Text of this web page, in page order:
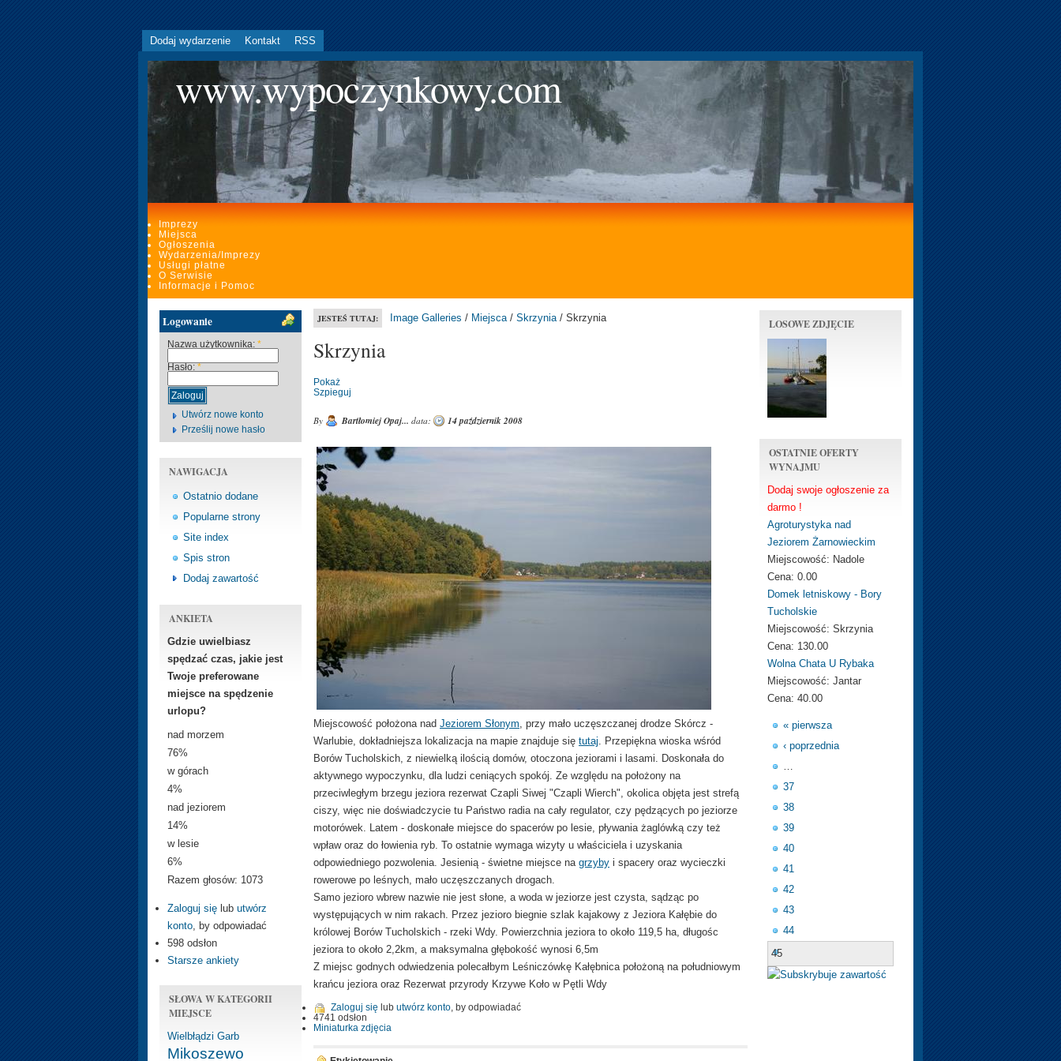
Dodaj wydarzenie Kontakt RSS
www.wypoczynkowy.com
Imprezy
Miejsca
Ogłoszenia
Wydarzenia/Imprezy
Usługi płatne
O Serwisie
Informacje i Pomoc
Logowanie
Nazwa użytkownika: *
Hasło: *
Utwórz nowe konto
Prześlij nowe hasło
NAWIGACJA
Ostatnio dodane
Popularne strony
Site index
Spis stron
Dodaj zawartość
ANKIETA
Gdzie uwielbiasz
spędzać czas, jakie jest
Twoje preferowane
miejsce na spędzenie
urlopu?
nad morzem
76%
w górach
4%
nad jeziorem
14%
w lesie
6%
Razem głosów: 1073
Zaloguj się lub utwórz
konto , by odpowiadać
598 odsłon
Starsze ankiety
SŁOWA W KATEGORII
MIEJSCE
Wielbłądzi Garb
Mikoszewo
JESTEŚ TUTAJ: Image Galleries / Miejsca/ Skrzynia/ Skrzynia
Skrzynia
Pokaż
Szpieguj
By Bartłomiej Opaj... data: 14 październik 2008
Miejscowość położona nad Jeziorem Słonym, przy mało uczęszczanej drodze Skórcz -
Warlubie, dokładniejsza lokalizacja na mapie znajduje się tutaj. Przepiękna wioska wśród
Borów Tucholskich, z niewielką ilością domów, otoczona jeziorami i lasami. Doskonała do
aktywnego wypoczynku, dla ludzi ceniących spokój. Ze względu na położony na
przeciwległym brzegu jeziora rezerwat Czapli Siwej "Czapli Wierch", okolica objęta jest strefą
ciszy, więc nie doświadczycie tu Państwo radia na cały regulator, czy pędzących po jeziorze
motorówek. Latem - doskonałe miejsce do spacerów po lesie, pływania żaglówką czy też
wpław oraz do łowienia ryb. To ostatnie wymaga wizyty u właściciela i uzyskania
odpowiedniego pozwolenia. Jesienią - świetne miejsce na grzyby i spacery oraz wycieczki
rowerowe po leśnych, mało uczęszczanych drogach.
Samo jezioro wbrew nazwie nie jest słone, a woda w jeziorze jest czysta, sądząc po
występujących w nim rakach. Przez jezioro biegnie szlak kajakowy z Jeziora Kałębie do
królowej Borów Tucholskich - rzeki Wdy. Powierzchnia jeziora to około 119,5 ha, długośc
jeziora to około 2,2km, a maksymalna głębokość wynosi 6,5m
Z miejsc godnych odwiedzenia polecałbym Leśniczówkę Kałębnica położoną na południowym
krańcu jeziora oraz Rezerwat przyrody Krzywe Koło w Pętli Wdy
Zaloguj się lub utwórz konto, by odpowiadać
4741 odsłon
Miniaturka zdjęcia
LOSOWE ZDJĘCIE
OSTATNIE OFERTY
WYNAJMU
Dodaj swoje ogłoszenie za
darmo !
Agroturystyka nad
Jeziorem Żarnowieckim
Miejscowość: Nadole
Cena: 0.00
Domek letniskowy - Bory
Tucholskie
Miejscowość: Skrzynia
Cena: 130.00
Wolna Chata U Rybaka
Miejscowość: Jantar
Cena: 40.00
« pierwsza
‹ poprzednia
…
37
38
39
40
41
42
43
44
45